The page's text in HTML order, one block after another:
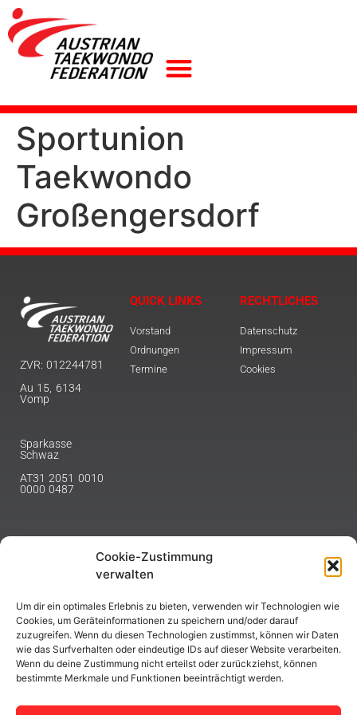
Cookie-Zustimmung
verwalten
Um dir ein optimales Erlebnis zu bieten, verwenden wir Technologien wie
Cookies, um Geräteinformationen zu speichern und/oder darauf
zuzugreifen. Wenn du diesen Technologien zustimmst, können wir Daten
wie das Surfverhalten oder eindeutige IDs auf dieser Website verarbeiten.
Wenn du deine Zustimmung nicht erteilst oder zurückziehst, können
bestimmte Merkmale und Funktionen beeinträchtigt werden.
Sportunion
Taekwondo
Großengersdorf
ZVR: 012244781
Au 15, 6134
Vomp
Sparkasse
Schwaz
AT31 2051 0010
0000 0487
QUICK LINKS
Vorstand
Ordnungen
Termine
RECHTLICHES
Datenschutz
Impressum
Cookies
ABONNIEREN